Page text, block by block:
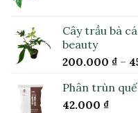
Cây trầu bà
beauty
200.000 ₫ –
Phân trùn
42.000 ₫